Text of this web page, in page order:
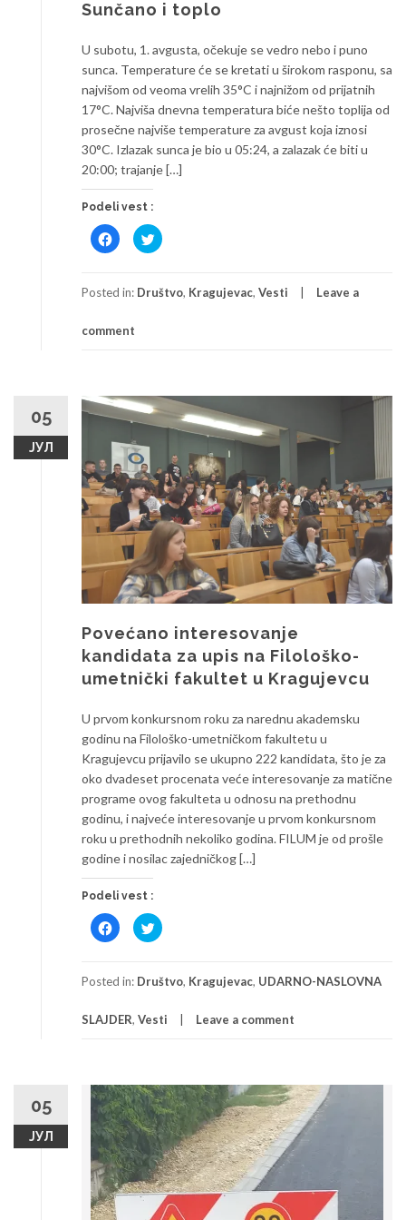
Sunčano i toplo
U subotu, 1. avgusta, očekuje se vedro nebo i puno
sunca. Temperature će se kretati u širokom rasponu, sa
najvišom od veoma vrelih 35°C i najnižom od prijatnih
17°C. Najviša dnevna temperatura biće nešto toplija od
prosečne najviše temperature za avgust koja iznosi
30°C. Izlazak sunca je bio u 05:24, a zalazak će biti u
20:00; trajanje […]
Podeli vest :
Click
to
share
(Opens
in
Click
to
(Opens
in
Posted in: Društvo, Kragujevac, Vesti Leave a
comment
05
ЈУЛ
Povećano interesovanje
kandidata za upis na Filološko-
umetnički fakultet u Kragujevcu
U prvom konkursnom roku za narednu akademsku
godinu na Filološko-umetničkom fakultetu u
Kragujevcu prijavilo se ukupno 222 kandidata, što je za
oko dvadeset procenata veće interesovanje za matične
programe ovog fakulteta u odnosu na prethodnu
godinu, i najveće interesovanje u prvom konkursnom
roku u prethodnih nekoliko godina. FILUM je od prošle
godine i nosilac zajedničkog […]
Podeli vest :
Click
to
share
(Opens
in
window)
Click
to
(Opens
in
window)
Posted in: Društvo, Kragujevac, UDARNO-NASLOVNA
SLAJDER, Vesti Leave a comment
05
ЈУЛ